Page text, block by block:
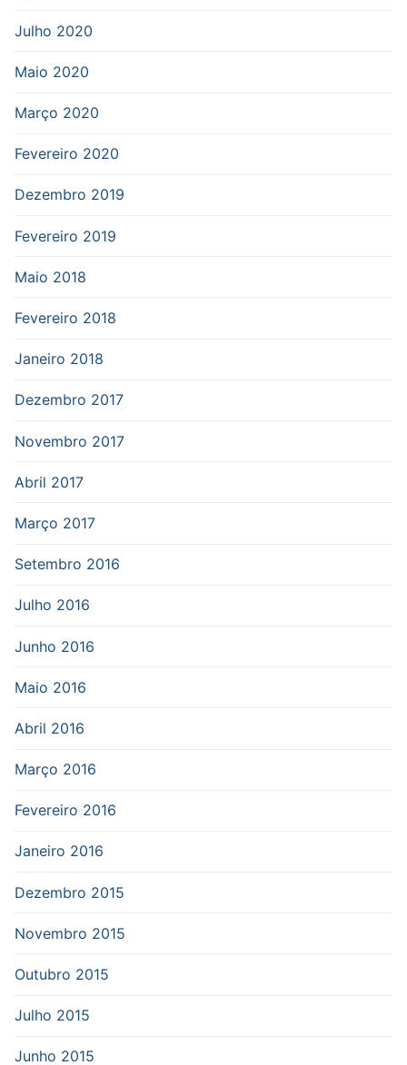
Julho 2020
Maio 2020
Março 2020
Fevereiro 2020
Dezembro 2019
Fevereiro 2019
Maio 2018
Fevereiro 2018
Janeiro 2018
Dezembro 2017
Novembro 2017
Abril 2017
Março 2017
Setembro 2016
Julho 2016
Junho 2016
Maio 2016
Abril 2016
Março 2016
Fevereiro 2016
Janeiro 2016
Dezembro 2015
Novembro 2015
Outubro 2015
Julho 2015
Junho 2015